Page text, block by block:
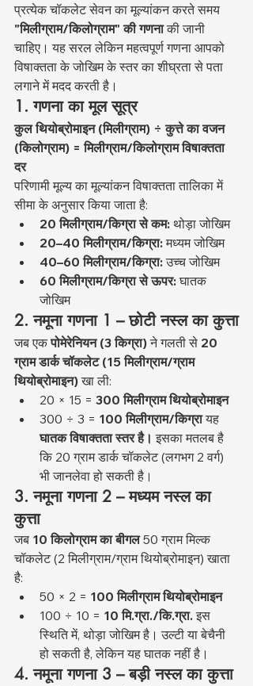
प्रत्येक चॉकलेट सेवन का मूल्यांकन करते समय
"मिलीग्राम/किलोग्राम" की गणना की जानी
चाहिए। यह सरल लेकिन महत्वपूर्ण गणना आपको
विषाक्तता के जोखिम के स्तर का शीघ्रता से पता
लगाने में मदद करती है।
1. गणना का मूल सूत्र
कुल थियोब्रोमाइन (मिलीग्राम) ÷ कुत्ते का वजन
(किलोग्राम) = मिलीग्राम/किलोग्राम विषाक्तता
दर
परिणामी मूल्य का मूल्यांकन विषाक्तता तालिका में
सीमा के अनुसार किया जाता है:
20 मिलीग्राम/किग्रा से कम: थोड़ा जोखिम
20–40 मिलीग्राम/किग्रा: मध्यम जोखिम
40–60 मिलीग्राम/किग्रा: उच्च जोखिम
60 मिलीग्राम/किग्रा से ऊपर: घातक
जोखिम
2. नमूना गणना 1 – छोटी नस्ल का कुत्ता
जब एक पोमेरेनियन (3 किग्रा) ने गलती से 20
ग्राम डार्क चॉकलेट (15 मिलीग्राम/ग्राम
थियोब्रोमाइन) खा ली:
20 × 15 = 300 मिलीग्राम थियोब्रोमाइन
300 ÷ 3 = 100 मिलीग्राम/किग्रा यह
घातक विषाक्तता स्तर है। इसका मतलब है
कि 20 ग्राम डार्क चॉकलेट (लगभग 2 वर्ग)
भी जानलेवा हो सकती है।
3. नमूना गणना 2 – मध्यम नस्ल का
कुत्ता
जब 10 किलोग्राम का बीगल 50 ग्राम मिल्क
चॉकलेट (2 मिलीग्राम/ग्राम थियोब्रोमाइन) खाता
है:
50 × 2 = 100 मिलीग्राम थियोब्रोमाइन
100 ÷ 10 = 10 मि.ग्रा./कि.ग्रा. इस
स्थिति में, थोड़ा जोखिम है। उल्टी या बेचैनी
हो सकती है, लेकिन यह घातक नहीं है।
4. नमूना गणना 3 – बड़ी नस्ल का कुत्ता